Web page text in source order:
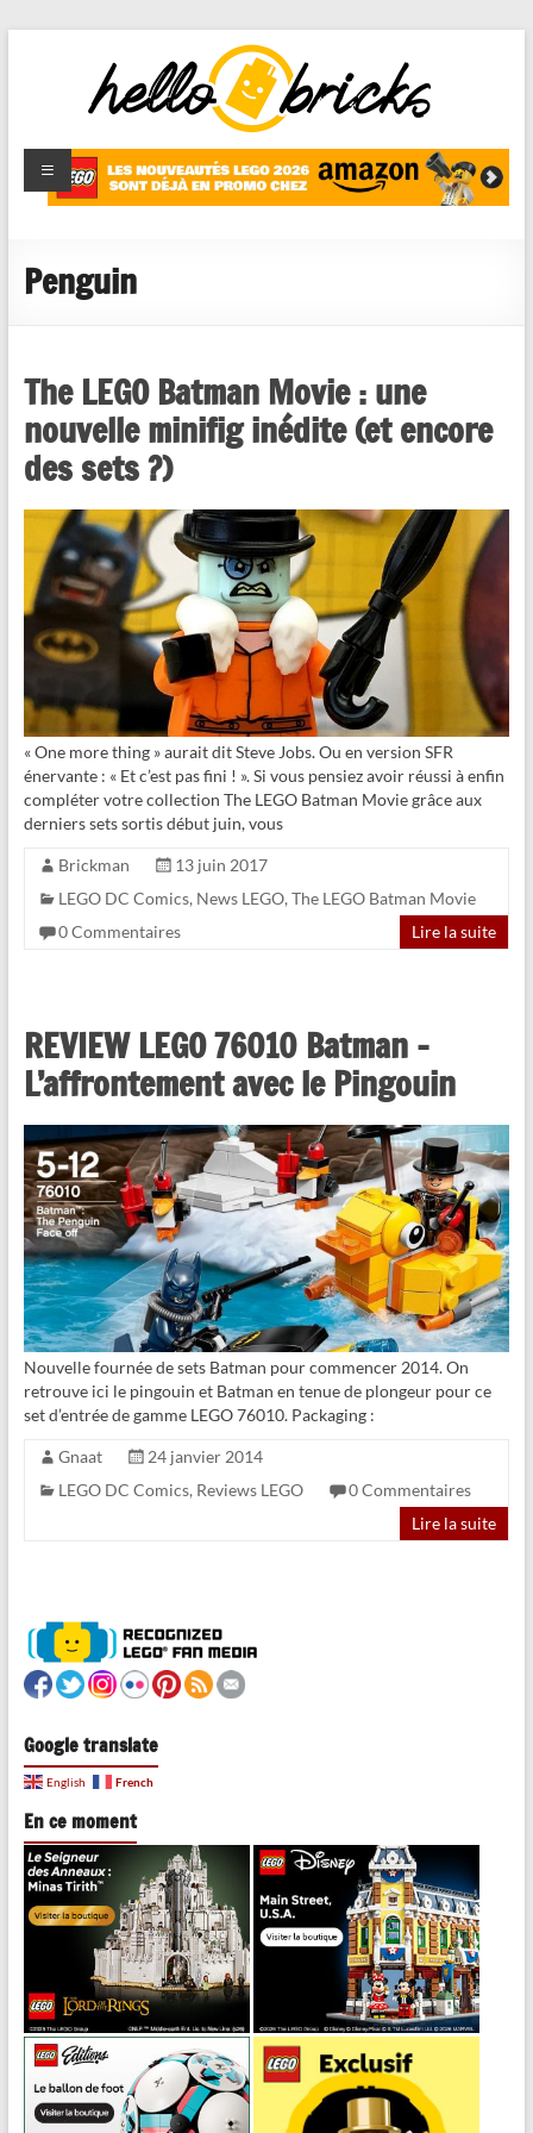
HelloBricks
Blog LEGO,
nouveaut�s
reviews
Penguin
The LEGO Batman Movie : une
nouvelle minifig inédite (et encore
des sets ?)
« One more thing » aurait dit Steve Jobs. Ou en version SFR
énervante : « Et c’est pas fini ! ». Si vous pensiez avoir réussi à enfin
compléter votre collection The LEGO Batman Movie grâce aux
derniers sets sortis début juin, vous
Brickman
13 juin 2017
LEGO DC Comics, News LEGO, The LEGO Batman Movie
0 Commentaires
Lire la suite
REVIEW LEGO 76010 Batman –
L’affrontement avec le Pingouin
Nouvelle fournée de sets Batman pour commencer 2014. On
retrouve ici le pingouin et Batman en tenue de plongeur pour ce
set d’entrée de gamme LEGO 76010. Packaging :
Gnaat
24 janvier 2014
LEGO DC Comics, Reviews LEGO
0 Commentaires
Lire la suite
Google translate
English French
En ce moment